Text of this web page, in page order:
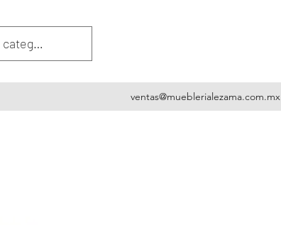
ventas@mueblerialezama.com.mx